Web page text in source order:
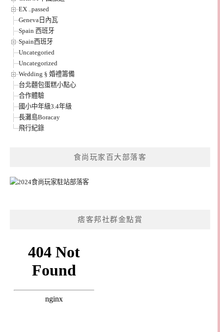
EX ..passed
Geneva日內瓦
Spain 西班牙
Spain西班牙
Uncategoried
Uncategorized
Wedding § 婚禮籌備
台北麵包蛋糕小點心
合作體驗
國小中年級3.4年級
長灘島Boracay
飛行紀錄
食尚玩家百大部落客
痞客邦社群金點賞